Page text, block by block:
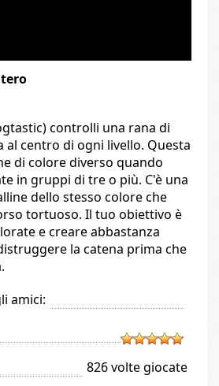
controlli una rana di
al centro di ogni livello. Questa
di colore diverso quando
in gruppi di tre o più. C'è una
dello stesso colore che
tortuoso. Il tuo obiettivo è
e creare abbastanza
la catena prima che
amici:
826 volte giocate